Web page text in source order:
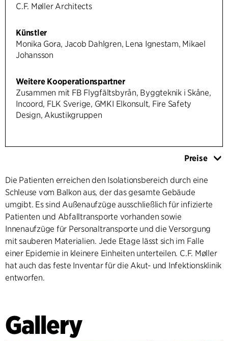
C.F. Møller Architects
Künstler
Monika Gora, Jacob Dahlgren, Lena Ignestam, Mikael
Johansson
Weitere Kooperationspartner
Zusammen mit FB Flygfältsbyrån, Byggteknik i Skåne,
Incoord, FLK Sverige, GMKI Elkonsult, Fire Safety
Design, Akustikgruppen
Preise
Die Patienten erreichen den Isolationsbereich durch eine
Schleuse vom Balkon aus, der das gesamte Gebäude
umgibt. Es sind Außenaufzüge ausschließlich für infizierte
Patienten und Abfalltransporte vorhanden sowie
Innenaufzüge für Personaltransporte und die Versorgung
mit sauberen Materialien. Jede Etage lässt sich im Falle
einer Epidemie in kleinere Einheiten unterteilen. C.F. Møller
hat auch das feste Inventar für die Akut- und Infektionsklinik
entworfen.
Gallery